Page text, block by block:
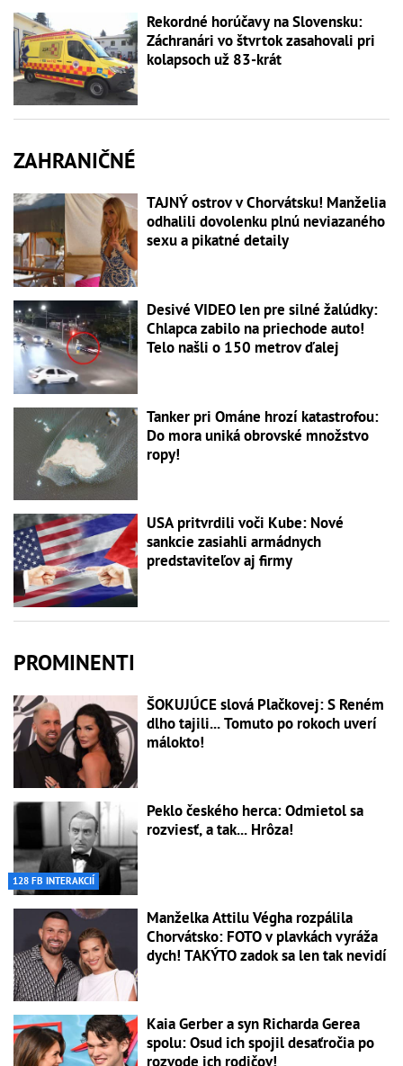
Rekordné horúčavy na Slovensku:
Záchranári vo štvrtok zasahovali pri
kolapsoch už 83-krát
ZAHRANIČNÉ
TAJNÝ ostrov v Chorvátsku! Manželia
odhalili dovolenku plnú neviazaného
sexu a pikatné detaily
Desivé VIDEO len pre silné žalúdky:
Chlapca zabilo na priechode auto!
Telo našli o 150 metrov ďalej
Tanker pri Ománe hrozí katastrofou:
Do mora uniká obrovské množstvo
ropy!
USA pritvrdili voči Kube: Nové
sankcie zasiahli armádnych
predstaviteľov aj firmy
PROMINENTI
ŠOKUJÚCE slová Plačkovej: S Reném
dlho tajili... Tomuto po rokoch uverí
málokto!
128 FB INTERAKCIÍ
Peklo českého herca: Odmietol sa
rozviesť, a tak... Hrôza!
Manželka Attilu Végha rozpálila
Chorvátsko: FOTO v plavkách vyráža
dych! TAKÝTO zadok sa len tak nevidí
Kaia Gerber a syn Richarda Gerea
spolu: Osud ich spojil desaťročia po
rozvode ich rodičov!